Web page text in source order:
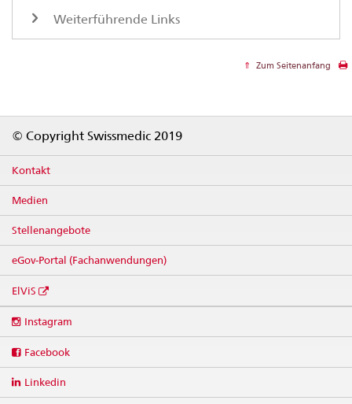
Weiterführende Links
Zum Seitenanfang
© Copyright Swissmedic 2019
Kontakt
Medien
Stellenangebote
eGov-Portal (Fachanwendungen)
ElViS
media
Instagram
Facebook
Linkedin